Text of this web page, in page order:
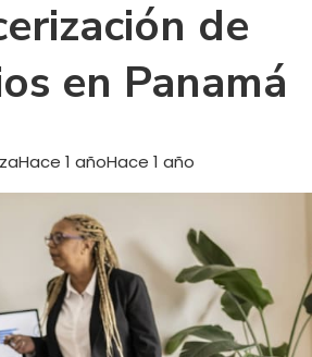
de
en Panamá
Hace 1 añoHace 1 año